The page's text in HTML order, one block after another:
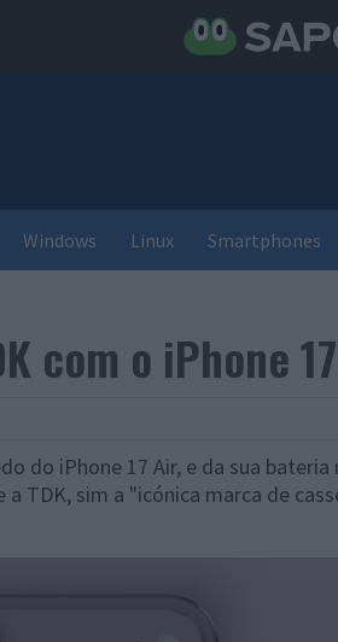
Windows Linux Smartphones
com o iPhone
do iPhone 17 Air, e da sua bateria
TDK, sim a "icónica marca de